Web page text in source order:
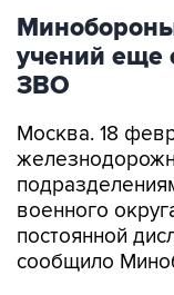
учений еще
ЗВО
Москва. 18
военного
постоянной
сообщило